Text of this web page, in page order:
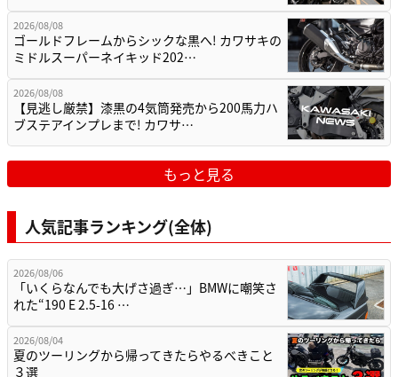
2026/08/08
ゴールドフレームからシックな黒へ! カワサキの
ミドルスーパーネイキッド202…
2026/08/08
【見逃し厳禁】漆黒の4気筒発売から200馬力ハ
ブステアインプレまで! カワサ…
もっと見る
人気記事ランキング(全体)
2026/08/06
「いくらなんでも大げさ過ぎ…」BMWに嘲笑さ
れた“190 E 2.5-16 …
2026/08/04
夏のツーリングから帰ってきたらやるべきこと
３選